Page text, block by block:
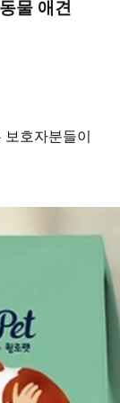
물 애견
호자분들이